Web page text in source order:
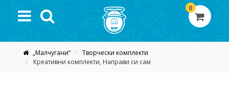
0
„Малчугани“
Творчески комплекти
Креативни комплекти, Направи си сам